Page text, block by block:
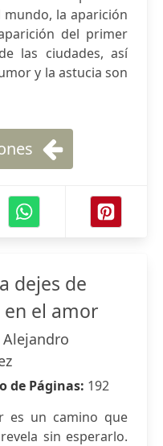
mundo, la aparición
del primer
las ciudades, así
y la astucia son
dejes de
el amor
Alejandro
de Páginas: 192
es un camino que
sin esperarlo.